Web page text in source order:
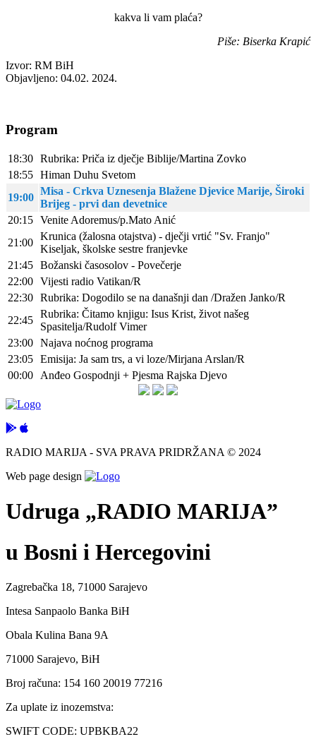
kakva li vam plaća?
Piše: Biserka Krapić
Izvor: RM BiH
Objavljeno: 04.02. 2024.
Program
18:30 Rubrika: Priča iz dječje Biblije/Martina Zovko
18:55 Himan Duhu Svetom
19:00
Misa - Crkva Uznesenja Blažene Djevice Marije, Široki
Brijeg - prvi dan devetnice
20:15 Venite Adoremus/p.Mato Anić
21:00
Krunica (žalosna otajstva) - dječji vrtić "Sv. Franjo"
Kiseljak, školske sestre franjevke
21:45 Božanski časosolov - Povečerje
22:00 Vijesti radio Vatikan/R
22:30 Rubrika: Dogodilo se na današnji dan /Dražen Janko/R
22:45
Rubrika: Čitamo knjigu: Isus Krist, život našeg
Spasitelja/Rudolf Vimer
23:00 Najava noćnog programa
23:05 Emisija: Ja sam trs, a vi loze/Mirjana Arslan/R
00:00
Anđeo Gospodnji + Pjesma Rajska Djevo
RADIO MARIJA - SVA PRAVA PRIDRŽANA © 2024
Web page design
Udruga „RADIO MARIJA”
u Bosni i Hercegovini
Zagrebačka 18, 71000 Sarajevo
Intesa Sanpaolo Banka BiH
Obala Kulina Bana 9A
71000 Sarajevo, BiH
Broj računa: 154 160 20019 77216
Za uplate iz inozemstva:
SWIFT CODE: UPBKBA22